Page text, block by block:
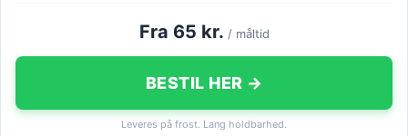
Fra 65 kr. / måltid
BESTIL HER →
Leveres på frost. Lang holdbarhed.